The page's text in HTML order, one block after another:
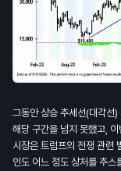
그동안 상승 추세선(대각선
해당 구간을 넘지 못했고,
시장은 트럼프의 전쟁 관련
인도 어느 정도 상처를 추스